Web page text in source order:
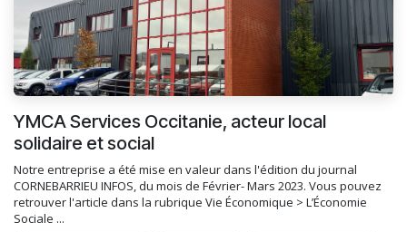
YMCA Services Occitanie, acteur local
solidaire et social
Notre entreprise a été mise en valeur dans l'édition du journal
CORNEBARRIEU INFOS, du mois de Février- Mars 2023. Vous pouvez
retrouver l'article dans la rubrique Vie Économique > L’Économie
Sociale ...